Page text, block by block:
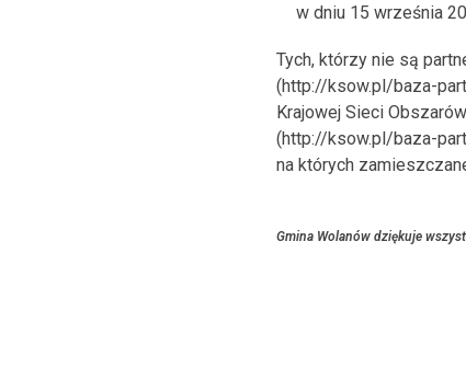
w dniu 15 września
Tych, którzy nie są
(http://ksow.pl/baza-
Krajowej Sieci
(http://ksow.pl/baza-
na których
Gmina Wolanów dziękuje